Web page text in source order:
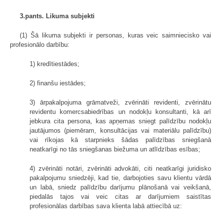
3.pants. Likuma subjekti
(1) Šā likuma subjekti ir personas, kuras veic saimniecisko vai
profesionālo darbību:
1) kredītiestādes;
2) finanšu iestādes;
3) ārpakalpojuma grāmatveži, zvērināti revidenti, zvērinātu
revidentu komercsabiedrības un nodokļu konsultanti, kā arī
jebkura cita persona, kas apņemas sniegt palīdzību nodokļu
jautājumos (piemēram, konsultācijas vai materiālu palīdzību)
vai rīkojas kā starpnieks šādas palīdzības sniegšanā
neatkarīgi no tās sniegšanas biežuma un atlīdzības esības;
4) zvērināti notāri, zvērināti advokāti, citi neatkarīgi juridisko
pakalpojumu sniedzēji, kad tie, darbojoties savu klientu vārdā
un labā, sniedz palīdzību darījumu plānošanā vai veikšanā,
piedalās tajos vai veic citas ar darījumiem saistītas
profesionālas darbības sava klienta labā attiecībā uz: